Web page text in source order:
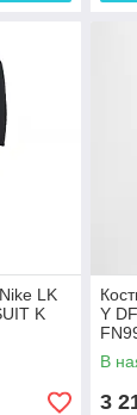
LK
K
Y
В
3